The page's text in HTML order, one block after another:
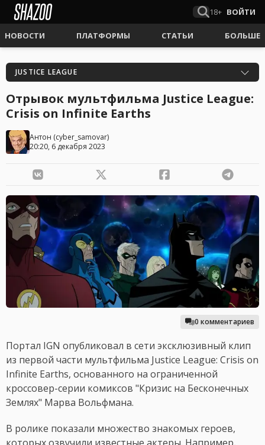
18+ ВОЙТИ
НОВОСТИ ПЛАТФОРМЫ СТАТЬИ БОЛЬШЕ
JUSTICE LEAGUE
Отрывок мультфильма Justice League:
Crisis on Infinite Earths
Антон (cyber_samovar)
20:20, 6 декабря 2023
0 комментариев
Портал IGN опубликовал в сети эксклюзивный клип
из первой части мультфильма Justice League: Crisis on
Infinite Earths, основанного на ограниченной
кроссовер-серии комиксов "Кризис на Бесконечных
Землях" Марва Вольфмана.
В ролике показали множество знакомых героев,